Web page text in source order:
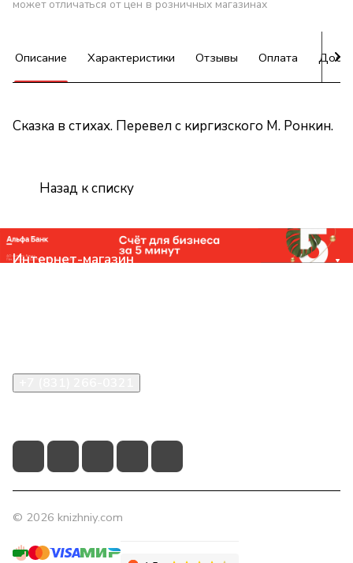
может отличаться от цен в розничных магазинах
Описание Характеристики Отзывы Оплата
Сказка в стихах. Перевел с киргизского М. Ронкин.
Назад к списку
Интернет-магазин
© 2026 knizhniy.com